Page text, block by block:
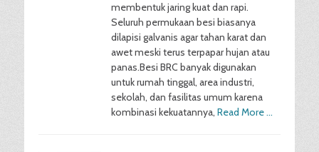
membentuk jaring kuat dan rapi.
Seluruh permukaan besi biasanya
dilapisi galvanis agar tahan karat dan
awet meski terus terpapar hujan atau
panas.Besi BRC banyak digunakan
untuk rumah tinggal, area industri,
sekolah, dan fasilitas umum karena
kombinasi kekuatannya, Read More …